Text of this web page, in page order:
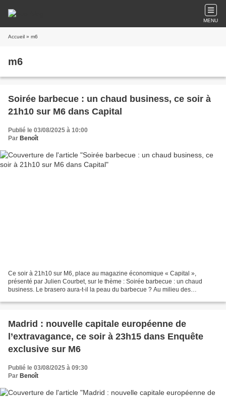
MENU
Accueil » m6
m6
Soirée barbecue : un chaud business, ce soir à
21h10 sur M6 dans Capital
Publié le 03/08/2025 à 10:00
Par Benoît
Ce soir à 21h10 sur M6, place au magazine économique « Capital »,
présenté par Julien Courbet, sur le thème : Soirée barbecue : un chaud
business. Le brasero aura-t-il la peau du barbecue ? Au milieu des
Madrid : nouvelle capitale européenne de
l’extravagance, ce soir à 23h15 dans Enquête
exclusive sur M6
Publié le 03/08/2025 à 09:30
Par Benoît